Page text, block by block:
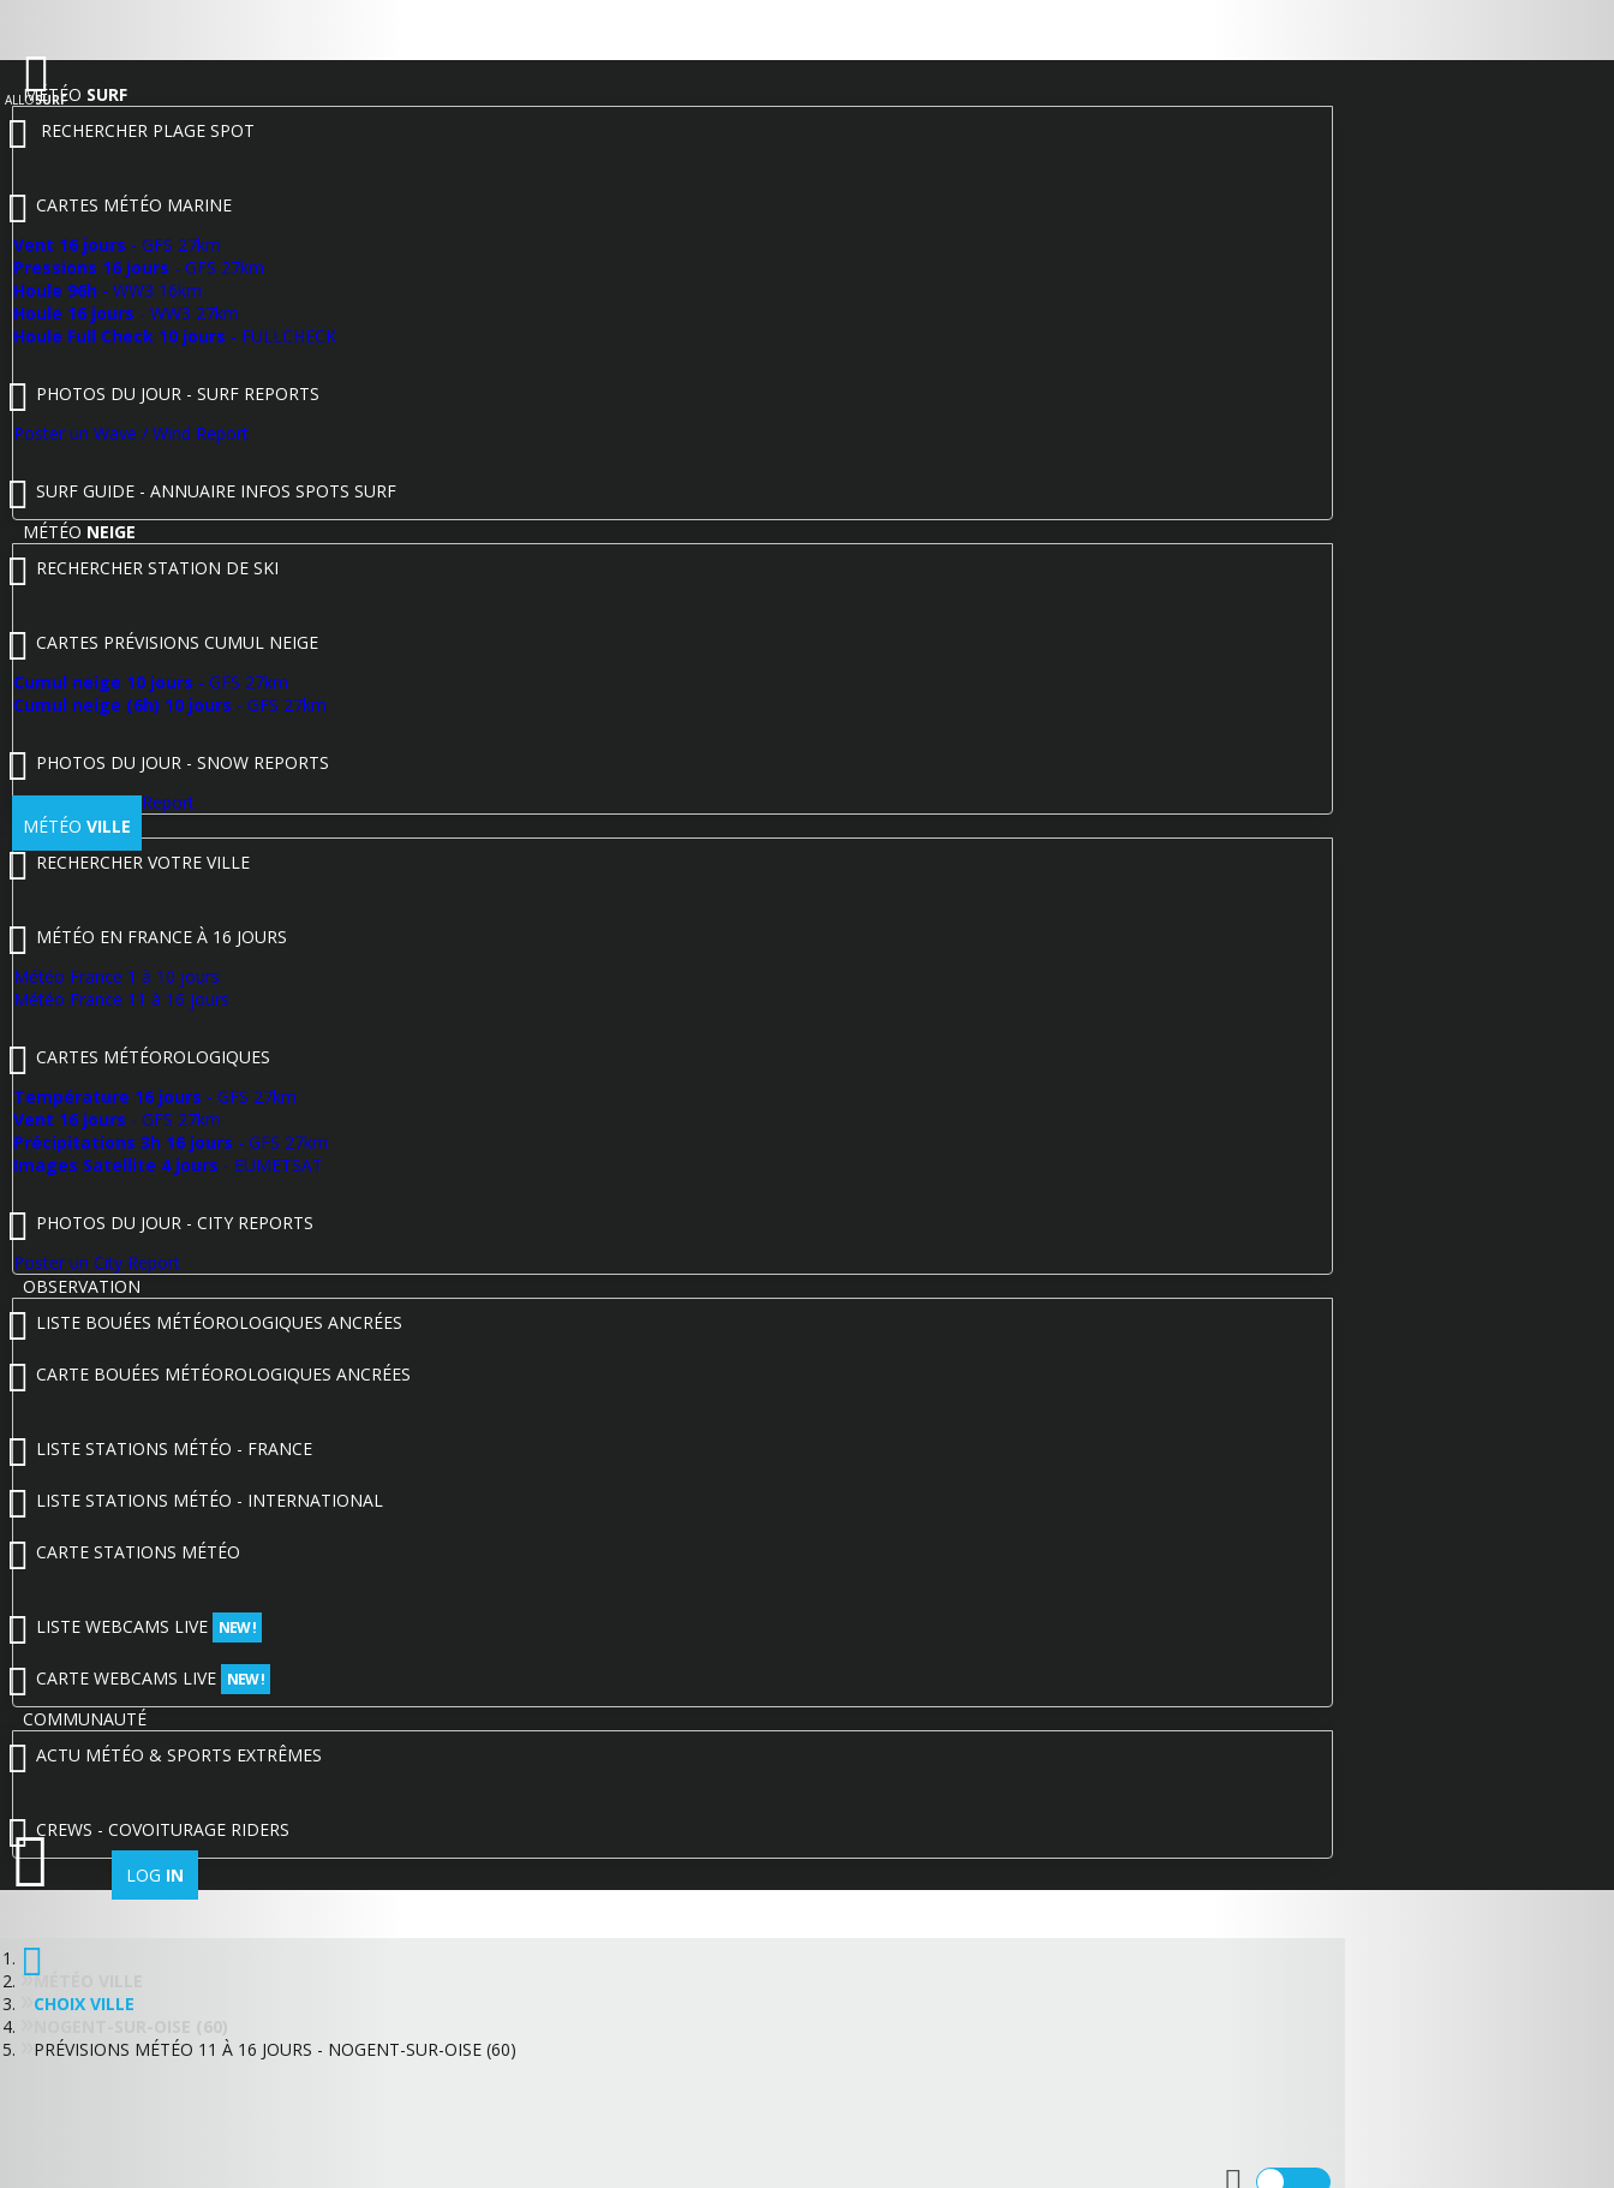
ALLOSURF
MÉTÉO SURF
RECHERCHER PLAGE SPOT
CARTES MÉTÉO MARINE
Vent 16 jours - GFS 27km
Pressions 16 jours - GFS 27km
Houle 96h - WW3 16km
Houle 16 jours - WW3 27km
Houle Full Check 10 jours - FULLCHECK
PHOTOS DU JOUR - SURF REPORTS
Poster un Wave / Wind Report
SURF GUIDE - ANNUAIRE INFOS SPOTS SURF
MÉTÉO NEIGE
RECHERCHER STATION DE SKI
CARTES PRÉVISIONS CUMUL NEIGE
Cumul neige 10 jours - GFS 27km
Cumul neige (6h) 10 jours - GFS 27km
PHOTOS DU JOUR - SNOW REPORTS
Poster un Snow Report
MÉTÉO VILLE
RECHERCHER VOTRE VILLE
MÉTÉO EN FRANCE À 16 JOURS
Météo France 1 à 10 jours
Météo France 11 à 16 jours
CARTES MÉTÉOROLOGIQUES
Température 16 jours - GFS 27km
Vent 16 jours - GFS 27km
Précipitations 3h 16 jours - GFS 27km
Images Satellite 4 jours - EUMETSAT
PHOTOS DU JOUR - CITY REPORTS
Poster un City Report
OBSERVATION
LISTE BOUÉES MÉTÉOROLOGIQUES ANCRÉES
CARTE BOUÉES MÉTÉOROLOGIQUES ANCRÉES
LISTE STATIONS MÉTÉO - FRANCE
LISTE STATIONS MÉTÉO - INTERNATIONAL
CARTE STATIONS MÉTÉO
LISTE WEBCAMS LIVE NEW !
CARTE WEBCAMS LIVE NEW !
COMMUNAUTÉ
ACTU MÉTÉO & SPORTS EXTRÊMES
CREWS - COVOITURAGE RIDERS
LOG IN
MÉTÉO VILLE
CHOIX VILLE
NOGENT-SUR-OISE (60)
PRÉVISIONS MÉTÉO 11 À 16 JOURS - NOGENT-SUR-OISE (60)